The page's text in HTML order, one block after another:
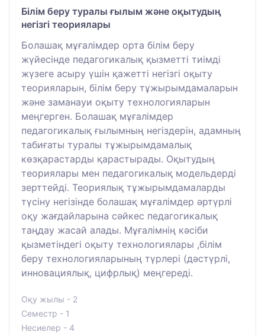
Білім беру туралы ғылым және оқытудың
негізгі теориялары
Болашақ мұғалімдер орта білім беру
жүйесінде педагогикалық қызметті тиімді
жүзеге асыру үшін қажетті негізгі оқыту
теорияларын, білім беру тұжырымдамаларын
және заманауи оқыту технологияларын
меңгерген. Болашақ мұғалімдер
педагогикалық ғылымның негіздерін, адамның
табиғаты туралы тұжырымдамалық
көзқарастарды қарастырады. Оқытудың
теориялары мен педагогикалық модельдерді
зерттейді. Теориялық тұжырымдамаларды
түсіну негізінде болашақ мұғалімдер әртүрлі
оқу жағдайларына сәйкес педагогикалық
таңдау жасай алады. Мұғалімнің кәсіби
қызметіндегі оқыту технологиялары ,білім
беру технологияларының түрлері (дәстүрлі,
инновациялық, цифрлық) меңгереді.
Оқу жылы - 2
Семестр - 1
Несиелер - 4